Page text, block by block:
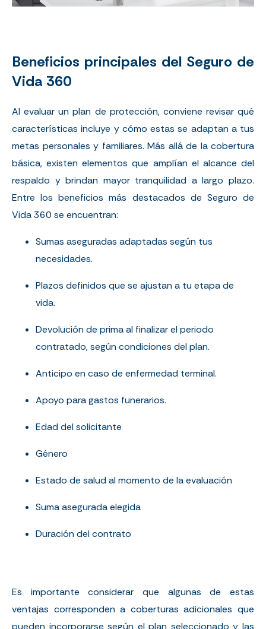
Beneficios principales del Seguro de
Vida 360
Al evaluar un plan de protección, conviene revisar qué
características incluye y cómo estas se adaptan a tus
metas personales y familiares. Más allá de la cobertura
básica, existen elementos que amplían el alcance del
respaldo y brindan mayor tranquilidad a largo plazo.
Entre los beneficios más destacados de Seguro de
Vida 360 se encuentran:
Sumas aseguradas adaptadas según tus
necesidades.
Plazos definidos que se ajustan a tu etapa de
vida.
Devolución de prima al finalizar el periodo
contratado, según condiciones del plan.
Anticipo en caso de enfermedad terminal.
Apoyo para gastos funerarios.
Edad del solicitante
Género
Estado de salud al momento de la evaluación
Suma asegurada elegida
Duración del contrato
Es importante considerar que algunas de estas
ventajas corresponden a coberturas adicionales que
pueden incorporarse según el plan seleccionado y las